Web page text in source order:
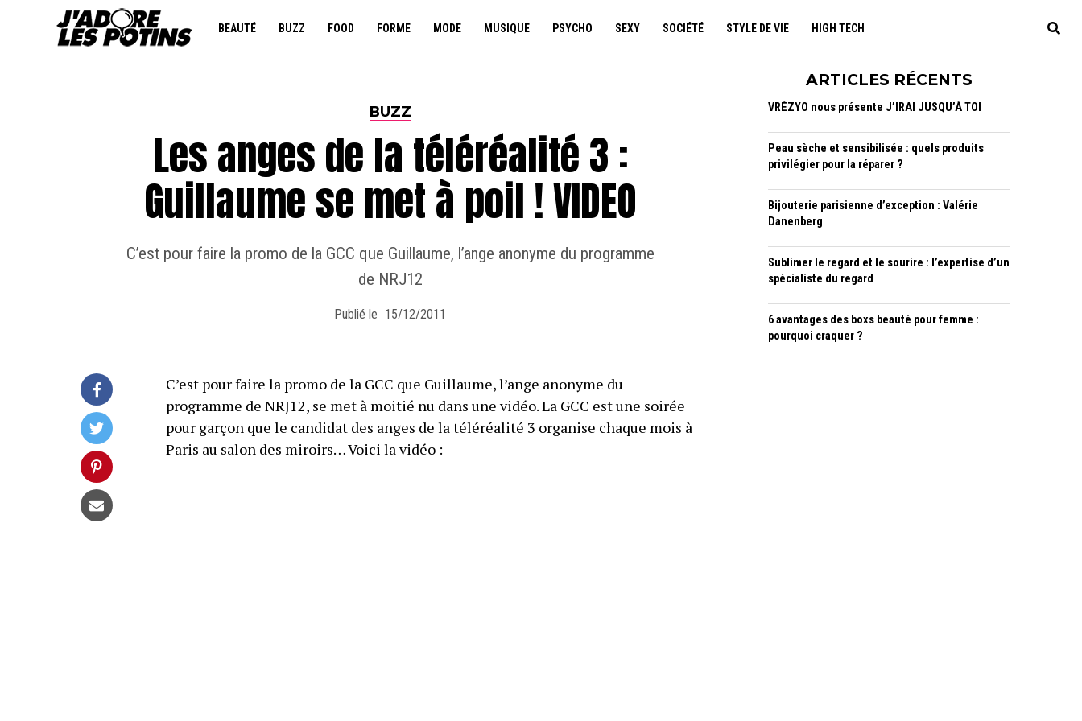
BEAUTÉ BUZZ FOOD FORME MODE MUSIQUE PSYCHO SEXY SOCIÉTÉ STYLE DE VIE HIGH TECH
BUZZ
Les anges de la téléréalité 3 :
Guillaume se met à poil ! VIDEO
C’est pour faire la promo de la GCC que Guillaume, l’ange anonyme du programme
de NRJ12
Publié le 15/12/2011
C’est pour faire la promo de la GCC que Guillaume, l’ange anonyme du
programme de NRJ12, se met à moitié nu dans une vidéo. La GCC est une soirée
pour garçon que le candidat des anges de la téléréalité 3 organise chaque mois à
Paris au salon des miroirs… Voici la vidéo :
ARTICLES RÉCENTS
VRÉZYO nous présente J’IRAI JUSQU’À TOI
Peau sèche et sensibilisée : quels produits
privilégier pour la réparer ?
Bijouterie parisienne d’exception : Valérie
Danenberg
Sublimer le regard et le sourire : l’expertise d’un
spécialiste du regard
6 avantages des boxs beauté pour femme :
pourquoi craquer ?